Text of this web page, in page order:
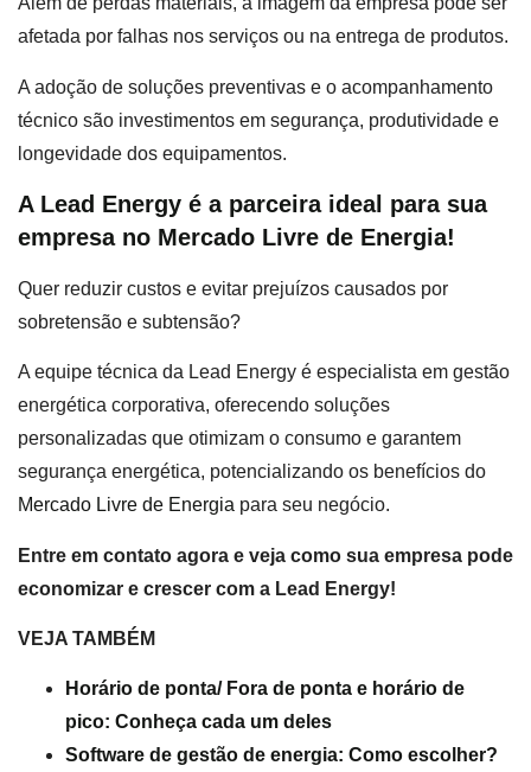
afetada por falhas nos serviços ou na entrega de produtos.
A adoção de soluções preventivas e o acompanhamento
técnico são investimentos em segurança, produtividade e
longevidade dos equipamentos.
A Lead Energy é a parceira ideal para sua
empresa no Mercado Livre de Energia!
Quer reduzir custos e evitar prejuízos causados por
sobretensão e subtensão?
A equipe técnica da Lead Energy é especialista em gestão
energética corporativa, oferecendo soluções
personalizadas que otimizam o consumo e garantem
segurança energética, potencializando os benefícios do
Mercado Livre de Energia para seu negócio.
Entre em contato agora e veja como sua empresa pode
economizar e crescer com a Lead Energy!
VEJA TAMBÉM
Horário de ponta/ Fora de ponta e horário de
pico: Conheça cada um deles
Software de gestão de energia: Como escolher?